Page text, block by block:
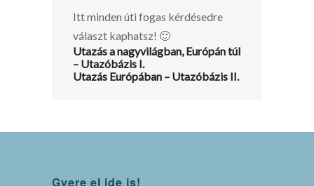
Itt minden úti fogas kérdésedre
választ kaphatsz! 🙂
Utazás a nagyvilágban, Európán túl
– Utazóbázis I.
Utazás Európában – Utazóbázis II.
Gyere el ide is!